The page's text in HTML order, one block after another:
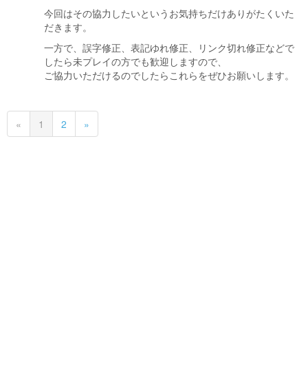
今回はその協力したいというお気持ちだけありがたくいた
だきます。
一方で、誤字修正、表記ゆれ修正、リンク切れ修正などで
したら未プレイの方でも歓迎しますので、
ご協力いただけるのでしたらこれらをぜひお願いします。
« 1 2 »